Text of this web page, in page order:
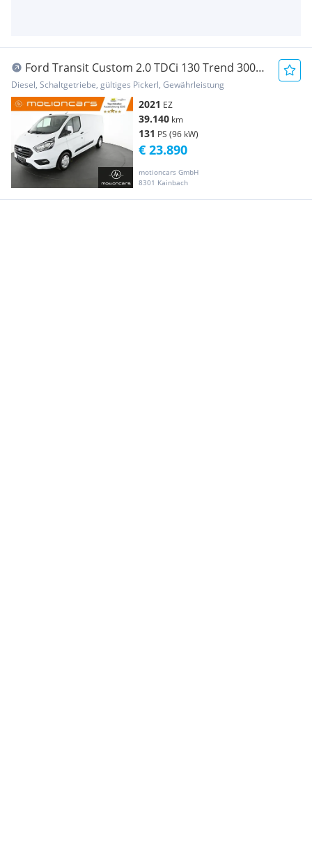
Ford Transit Custom 2.0 TDCi 130 Trend 300
L2H1 FWD... Transporter / Kastenwagen
Diesel, Schaltgetriebe, gültiges Pickerl, Gewährleistung
2021 EZ
39.140 km
131 PS (96 kW)
motioncars GmbH
8301 Kainbach
€ 23.890